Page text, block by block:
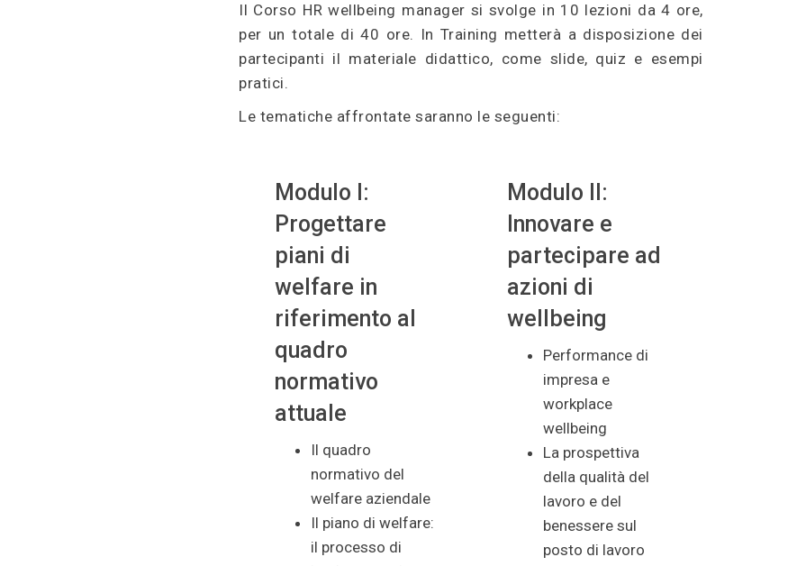
Il Corso HR wellbeing manager si svolge in 10 lezioni da 4 ore,
per un totale di 40 ore. In Training metterà a disposizione dei
partecipanti il materiale didattico, come slide, quiz e esempi
pratici.
Le tematiche affrontate saranno le seguenti:
Modulo I:
Progettare
piani di
welfare in
riferimento al
quadro
normativo
attuale
Il quadro
normativo del
welfare aziendale
Il piano di welfare:
il processo di
Modulo II:
Innovare e
partecipare ad
azioni di
wellbeing
Performance di
impresa e
workplace
wellbeing
La prospettiva
della qualità del
lavoro e del
benessere sul
posto di lavoro